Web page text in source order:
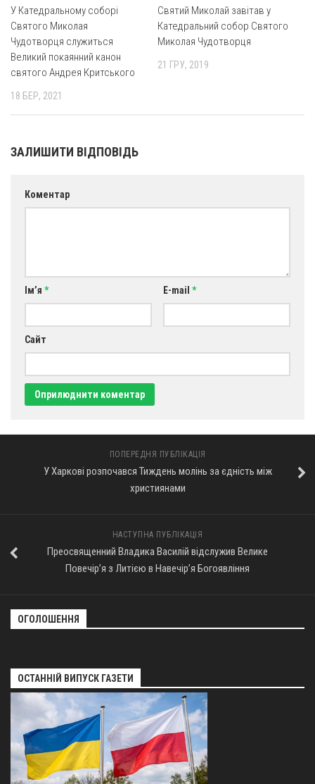
У Катедральному соборі
Святого Миколая
Чудотворця служиться
Великий покаянний канон
святого Андрея Критського
18 БЕР, 2021
Святий Миколай завітав у
Катедральний собор Святого
Миколая Чудотворця
21 ГРУ, 2019
ЗАЛИШИТИ ВІДПОВІДЬ
Коментар
Ім’я * E-mail *
Сайт
ПОПЕРЕДНЯ ПУБЛІКАЦІЯ
У Харкові розпочався Тиждень молінь за єдність між
християнами
НАСТУПНА ПУБЛІКАЦІЯ
Преосвященний Владика Василій відслужив Велике
Повечір’я з Литією в Навечір’я Богоявління
ОГОЛОШЕННЯ
ОСТАННІЙ ВИПУСК ГАЗЕТИ